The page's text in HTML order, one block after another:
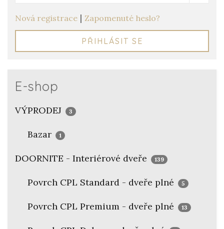
Nová registrace | Zapomenuté heslo?
PŘIHLÁSIT SE
E-shop
VÝPRODEJ 3
Bazar 1
DOORNITE - Interiérové dveře 139
Povrch CPL Standard - dveře plné 5
Povrch CPL Premium - dveře plné 13